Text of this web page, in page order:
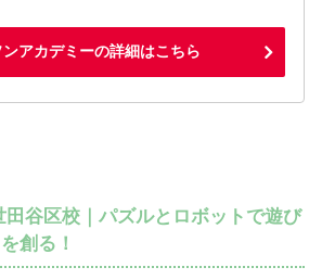
ンアカデミーの詳細はこちら
田谷区校｜パズルとロボットで遊び
創る！